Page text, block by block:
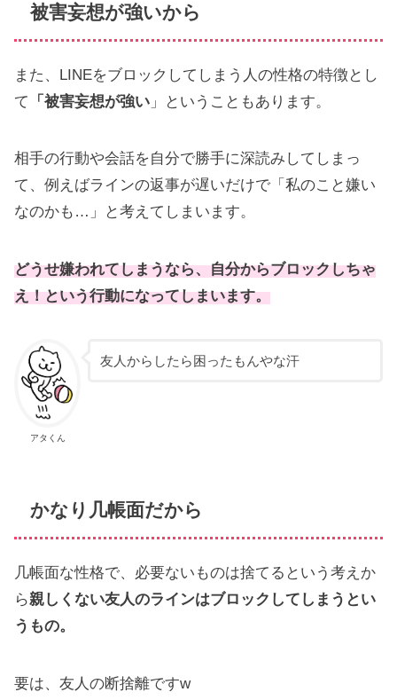
被害妄想が強いから
また、LINEをブロックしてしまう人の性格の特徴とし
て 「被害妄想が強い 」ということもあります。
相手の行動や会話を自分で勝手に深読みしてしまっ
て、例えばラインの返事が遅いだけで「私のこと嫌い
なのかも…」と考えてしまいます。
どうせ嫌われてしまうなら、自分からブロックしちゃ
え！という行動になってしまいます。
アタくん
友人からしたら困ったもんやな汗
かなり几帳面だから
几帳面な性格で、必要ないものは捨てるという考えか
ら親しくない友人のラインはブロックしてしまうとい
うもの。
要は、友人の断捨離ですw